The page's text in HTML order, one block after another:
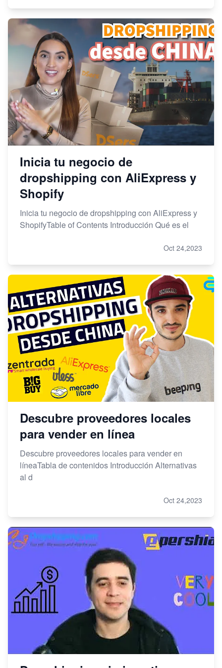
Inicia tu negocio de
dropshipping con AliExpress y
Shopify
Inicia tu negocio de dropshipping con AliExpress y
ShopifyTable of Contents Introducción Qué es el
Oct 24,2023
Descubre proveedores locales
para vender en línea
Descubre proveedores locales para vender en
líneaTabla de contenidos Introducción Alternativas
al d
Oct 24,2023